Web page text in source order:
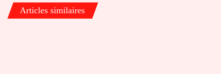
Tchassona-
Articles similaires